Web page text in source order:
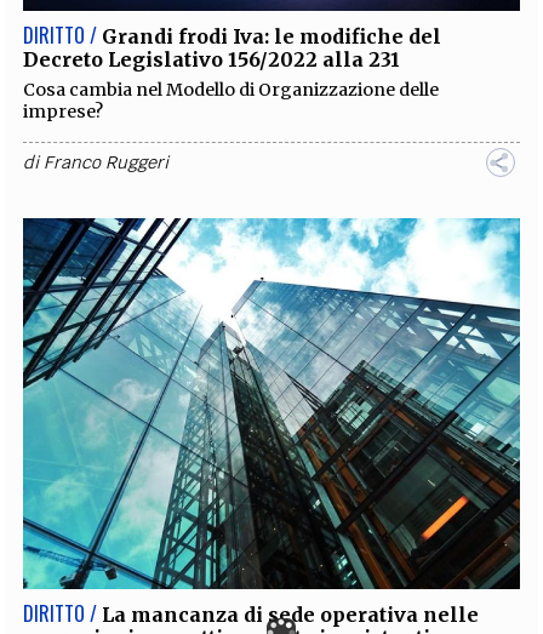
DIRITTO / Grandi frodi Iva: le modifiche del
Decreto Legislativo 156/2022 alla 231
Cosa cambia nel Modello di Organizzazione delle
imprese?
diFranco Ruggeri
DIRITTO / La mancanza di sede operativa nelle